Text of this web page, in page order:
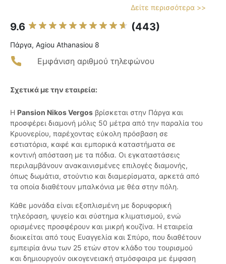
Δείτε περισσότερα >>
9.6 (443)
Πάργα, Agiou Athanasiou 8
Εμφάνιση αριθμού τηλεφώνου
Σχετικά με την εταιρεία:
Η Pansion Nikos Vergos βρίσκεται στην Πάργα και
προσφέρει διαμονή μόλις 50 μέτρα από την παραλία του
Κρυονερίου, παρέχοντας εύκολη πρόσβαση σε
εστιατόρια, καφέ και εμπορικά καταστήματα σε
κοντινή απόσταση με τα πόδια. Οι εγκαταστάσεις
περιλαμβάνουν ανακαινισμένες επιλογές διαμονής,
όπως δωμάτια, στούντιο και διαμερίσματα, αρκετά από
τα οποία διαθέτουν μπαλκόνια με θέα στην πόλη.
Κάθε μονάδα είναι εξοπλισμένη με δορυφορική
τηλεόραση, ψυγείο και σύστημα κλιματισμού, ενώ
ορισμένες προσφέρουν και μικρή κουζίνα. Η εταιρεία
διοικείται από τους Ευαγγελία και Σπύρο, που διαθέτουν
εμπειρία άνω των 25 ετών στον κλάδο του τουρισμού
και δημιουργούν οικογενειακή ατμόσφαιρα με έμφαση